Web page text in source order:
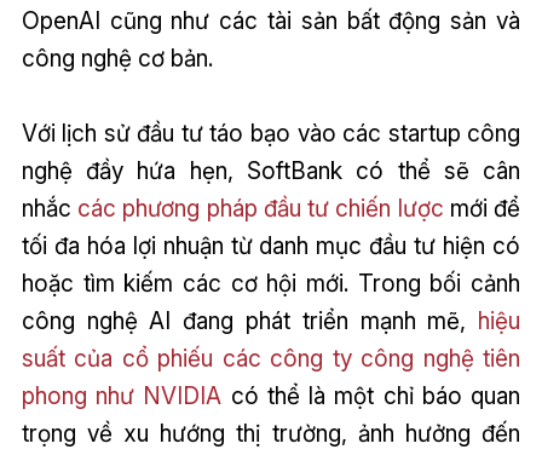
OpenAI cũng như các tài sản bất động sản và
công nghệ cơ bản.
Với lịch sử đầu tư táo bạo vào các startup công
nghệ đầy hứa hẹn, SoftBank có thể sẽ cân
nhắc các phương pháp đầu tư chiến lược mới để
tối đa hóa lợi nhuận từ danh mục đầu tư hiện có
hoặc tìm kiếm các cơ hội mới. Trong bối cảnh
công nghệ AI đang phát triển mạnh mẽ, hiệu
suất của cổ phiếu các công ty công nghệ tiên
phong như NVIDIA có thể là một chỉ báo quan
trọng về xu hướng thị trường, ảnh hưởng đến